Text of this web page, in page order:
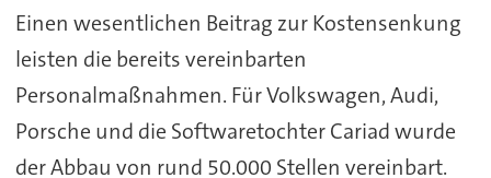
Einen wesentlichen Beitrag zur Kostensenkung
leisten die bereits vereinbarten
Personalmaßnahmen. Für Volkswagen, Audi,
Porsche und die Softwaretochter Cariad wurde
der Abbau von rund 50.000 Stellen vereinbart.